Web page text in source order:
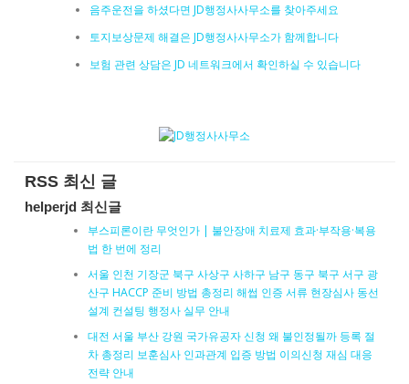
음주운전을 하셨다면 JD행정사사무소를 찾아주세요
토지보상문제 해결은 JD행정사사무소가 함께합니다
보험 관련 상담은 JD 네트워크에서 확인하실 수 있습니다
RSS 최신 글
helperjd 최신글
부스피론이란 무엇인가 | 불안장애 치료제 효과·부작용·복용
법 한 번에 정리
서울 인천 기장군 북구 사상구 사하구 남구 동구 북구 서구 광
산구 HACCP 준비 방법 총정리 해썹 인증 서류 현장심사 동선
설계 컨설팅 행정사 실무 안내
대전 서울 부산 강원 국가유공자 신청 왜 불인정될까 등록 절
차 총정리 보훈심사 인과관계 입증 방법 이의신청 재심 대응
전략 안내